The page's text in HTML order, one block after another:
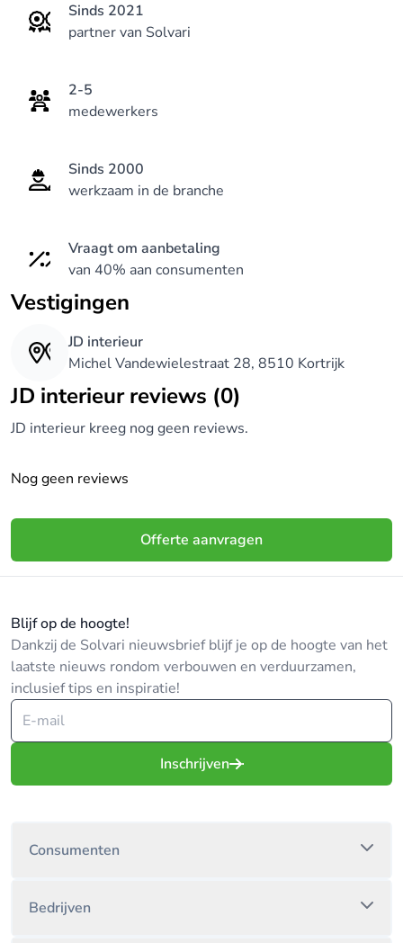
Sinds 2021
partner van Solvari
2-5
medewerkers
Sinds 2000
werkzaam in de branche
Vraagt om aanbetaling
van 40% aan consumenten
Vestigingen
JD interieur
Michel Vandewielestraat 28, 8510 Kortrijk
JD interieur reviews (0)
JD interieur kreeg nog geen reviews.
Nog geen reviews
Offerte aanvragen
Blijf op de hoogte!
Dankzij de Solvari nieuwsbrief blijf je op de hoogte van het
laatste nieuws rondom verbouwen en verduurzamen,
inclusief tips en inspiratie!
Inschrijven
Consumenten
Bedrijven